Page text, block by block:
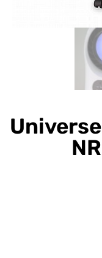
מצנן אוויר יוניברס Universe